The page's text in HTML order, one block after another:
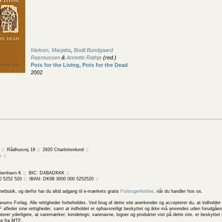
Nielsen, Marjatta Bodil Bundgaard
Rasmussen & Annette Rathje (red.)
Pots for the Living, Pots for the Dead
2002
Rådhusvej 19
2920 Charlottenlund
K
BIC: DABADKKK
5252 520
IBAN: DK98 3000 000 5252520
og derfor har du altid adgang til e-mærkets gratis Forbrugerhotline, når du handler hos os.
Forlag. Alle rettigheder forbeholdes. Ved brug af dette site anerkender og accepterer du, at
afleder sine rettigheder, samt at indholdet er ophavsretligt beskyttet og ikke må anvendes uden
yderligere, at varemærker, kendetegn, varenavne, logoer og produkter vist på dette site, er beskyttet
fra MTF.